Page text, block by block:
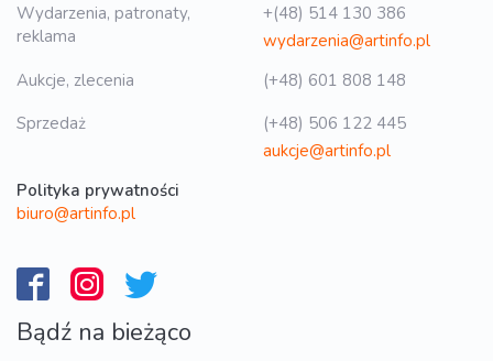
Wydarzenia, patronaty,
reklama
+(48) 514 130 386
wydarzenia@artinfo.pl
Aukcje, zlecenia
(+48) 601 808 148
Sprzedaż
(+48) 506 122 445
aukcje@artinfo.pl
Polityka prywatności
biuro@artinfo.pl
Bądź na bieżąco